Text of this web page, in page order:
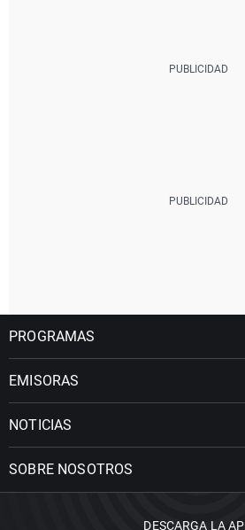
PROGRAMAS
EMISORAS
NOTICIAS
SOBRE NOSOTROS
DESCARGA LA